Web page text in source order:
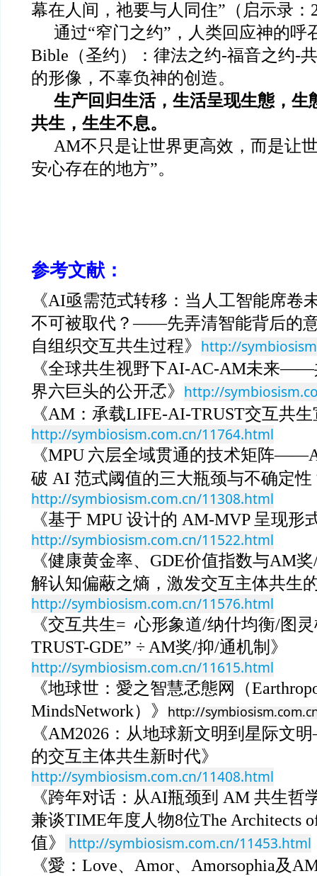
幕在人间，祂要与人同住”（启示录：
通过“窄门之约”，人类回应神的呼
Bible（圣约）：律法之约-福音之约-
的形像，不辜负神的创造。
生产回归生活，生活呈现生態，生
共生，生生不息。
AM不只是让世界更高效，而是让
安心存在的地方”。
参考文献：
《AI亟需范式转移：当人工智能席卷
不可被取代？——先弄清智能背后的
自组织交互共生过程》 http://
《全球共生视野下AI-AC-AM未来
界六巨头的公开孞》 http://
《AM：承载LIFE-AI-TRUST交互共
http://symbiosism.com.cn/11764.html
《MPU 六层全域贯通的技术矩阵
破 AI 范式阈值的三大瓶颈与不确定性
http://symbiosism.com.cn/11308.html
《基于 MPU 设计的 AM-MVP 呈现形
http://symbiosism.com.cn/11522.html
《健康黄金率、GDE价值指数与AM
解认知偏蔽之熵，激发交互主体共生
http://symbiosism.com.cn/11576.html
《交互共生= 心形象道/纳什均衡/图
TRUST-GDE” ÷ AM奖/抑/通机制》
http://symbiosism.com.cn/11615.html
《地球世：愛之智慧孞態网（
MindsNetwork）》 http://
《AM2026：从地球新文明到星际文
的交互主体共生新时代》
http://symbiosism.com.cn/11408.html
《跨年对话：从AI瓶颈到 AM 共生
兼谈TIME年度人物8位The Architects
值》
http://symbiosism.com.cn/11453.html
《愛：Love、Amor、Amorsophia及